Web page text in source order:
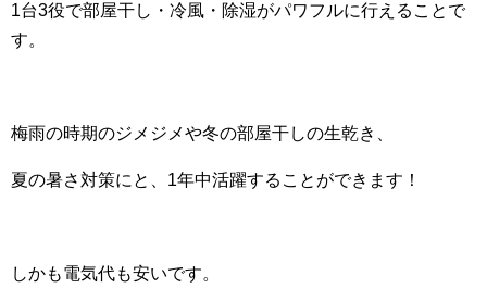
1台3役で部屋干し・冷風・除湿がパワフルに行えることで
す。
梅雨の時期のジメジメや冬の部屋干しの生乾き、
夏の暑さ対策にと、1年中活躍することができます！
しかも電気代も安いです。